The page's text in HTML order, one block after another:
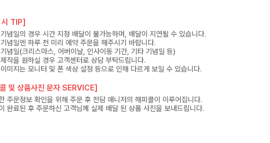
시 TIP]
념일의 경우 시간 지정 배달이 불가능하며, 배달이 지연될 수 있습니다.
념일엔 하루 전 미리 예약 주문을 해주시기 바랍니다.
념일(크리스마스, 어버이날, 인사이동 기간, 기타 기념일 등)
작을 원하실 경우 고객센터로 상담 부탁드립니다.
미지는 모니터 및 폰 색상 설정 등으로 인해 다르게 보일 수 있습니다.
및 상품사진 문자 SERVICE]
주문정보 확인을 위해 주문 후 전담 매니저의 해피콜이 이루어집니다.
완료된 후 주문하신 고객님께 실제 배달 된 상품 사진을 보내드립니다.